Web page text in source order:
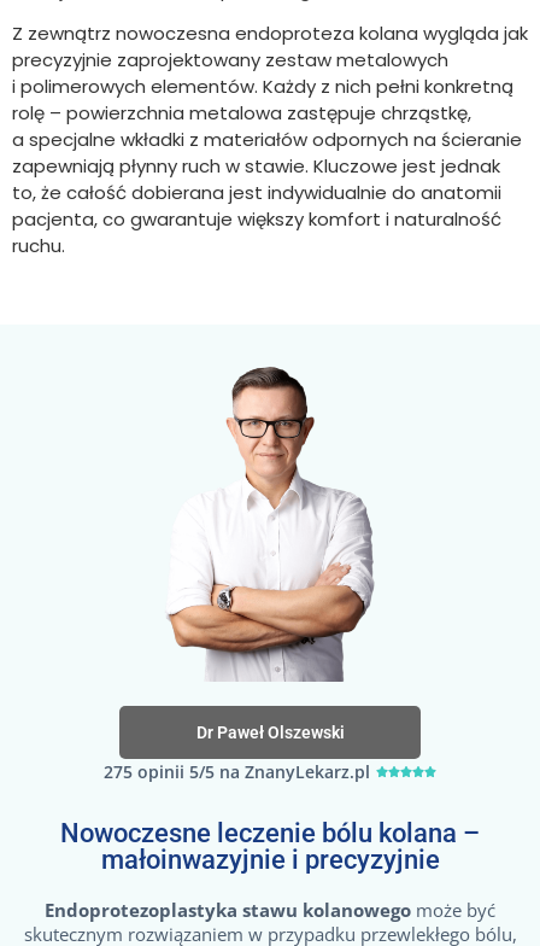
Z zewnątrz nowoczesna endoproteza kolana wygląda jak
precyzyjnie zaprojektowany zestaw metalowych
i polimerowych elementów. Każdy z nich pełni konkretną
rolę – powierzchnia metalowa zastępuje chrząstkę,
a specjalne wkładki z materiałów odpornych na ścieranie
zapewniają płynny ruch w stawie. Kluczowe jest jednak
to, że całość dobierana jest indywidualnie do anatomii
pacjenta, co gwarantuje większy komfort i naturalność
ruchu.
Nowoczesne leczenie bólu kolana –
małoinwazyjnie i precyzyjnie
Endoprotezoplastyka stawu kolanowego może być
skutecznym rozwiązaniem w przypadku przewlekłego bólu,
Dr Paweł Olszewski
275 opinii 5/5 na ZnanyLekarz.pl 